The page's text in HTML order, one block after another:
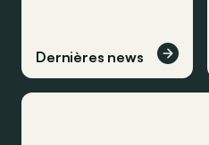
Dernières news